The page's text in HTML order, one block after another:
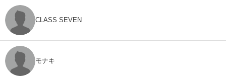
CLASS SEVEN
モナキ